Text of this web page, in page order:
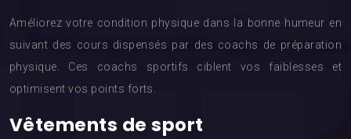
Améliorez votre condition physique dans la bonne humeur en
suivant des cours dispensés par des coachs de préparation
physique. Ces coachs sportifs ciblent vos faiblesses et
optimisent vos points forts.
Vêtements de sport